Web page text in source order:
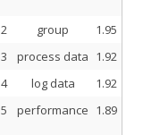
2 group 1.95
3 process data 1.92
4 log data 1.92
5 performance 1.89